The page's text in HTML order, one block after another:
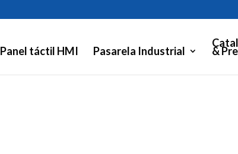
Panel táctil HMI Pasarela Industrial &